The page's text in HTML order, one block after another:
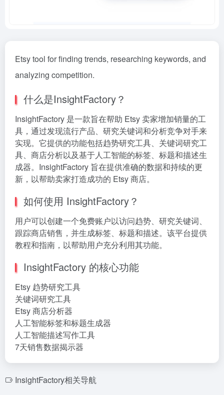
Etsy tool for finding trends, researching keywords, and
analyzing competition.
什么是InsightFactory？
InsightFactory 是一款旨在帮助 Etsy 卖家增加销量的工
具，通过发现流行产品、研究关键词和分析竞争对手来
实现。它提供的功能包括趋势研究工具、关键词研究工
具、商店分析以及基于人工智能的标签、标题和描述生
成器。InsightFactory 旨在提供准确的数据和持续的更
新，以帮助卖家打造成功的 Etsy 商店。
如何使用 InsightFactory？
用户可以创建一个免费账户以访问趋势、研究关键词、
跟踪商店销售，并生成标签、标题和描述。该平台提供
教程和指南，以帮助用户充分利用其功能。
InsightFactory 的核心功能
Etsy 趋势研究工具
关键词研究工具
Etsy 商店分析器
人工智能标签和标题生成器
人工智能描述写作工具
7天销售数据揭示器
InsightFactory相关导航